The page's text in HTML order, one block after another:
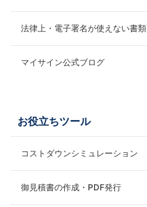
法律上・電子署名が使えない書類
マイサイン公式ブログ
お役立ちツール
コストダウンシミュレーション
御見積書の作成・PDF発行